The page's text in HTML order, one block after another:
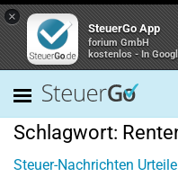
×
SteuerGo App
forium GmbH
kostenlos - In
Schlagwort:
Steuer-Nachrichten Urteile